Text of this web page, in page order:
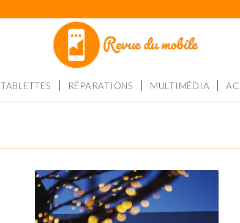
TABLETTES RÉPARATIONS MULTIMÉDIA